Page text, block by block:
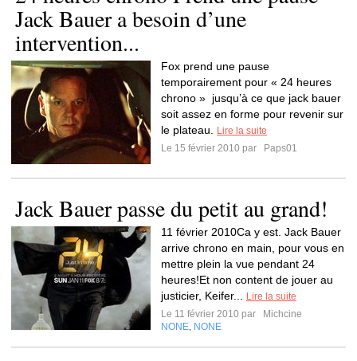
Jack Bauer a besoin d’une
intervention...
Fox prend une pause
temporairement pour « 24 heures
chrono » jusqu’à ce que jack bauer
soit assez en forme pour revenir sur
le plateau.
Lire la suite
Le 15 février 2010 par
Paps01
Jack Bauer passe du petit au grand!
11 février 2010Ca y est. Jack Bauer
arrive chrono en main, pour vous en
mettre plein la vue pendant 24
heures!Et non content de jouer au
justicier, Keifer...
Lire la suite
Le 11 février 2010 par
Michcine
NONE NONE